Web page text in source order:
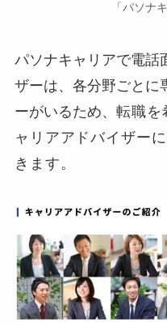
「パソナ
パソナキャリアで電話
ザーは、各分野ごとに
ーがいるため、 転職を
ャリアアドバイザー
きます。